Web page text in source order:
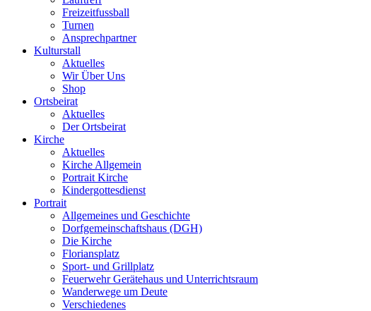
Freizeitfussball
Turnen
Ansprechpartner
Kulturstall
Aktuelles
Wir Über Uns
Shop
Ortsbeirat
Aktuelles
Der Ortsbeirat
Kirche
Aktuelles
Kirche Allgemein
Portrait Kirche
Kindergottesdienst
Portrait
Allgemeines und Geschichte
Dorfgemeinschaftshaus (DGH)
Die Kirche
Floriansplatz
Sport- und Grillplatz
Feuerwehr Gerätehaus und Unterrichtsraum
Wanderwege um Deute
Verschiedenes